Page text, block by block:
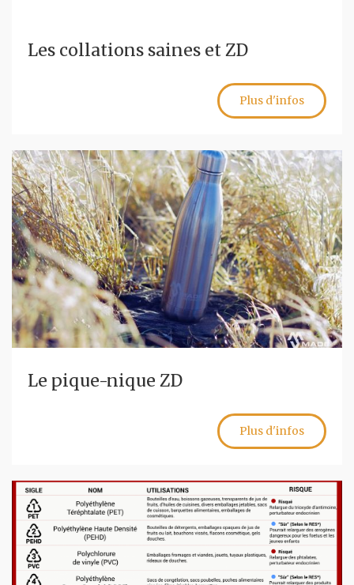
Les collations saines et ZD
Plus d'infos
Le pique-nique ZD
Plus d'infos